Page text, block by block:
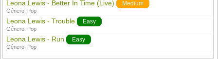
Leona Lewis - Better In Time (Live) Medium
Gênero: Pop
Leona Lewis - Trouble Easy
Gênero: Pop
Leona Lewis - Run Easy
Gênero: Pop